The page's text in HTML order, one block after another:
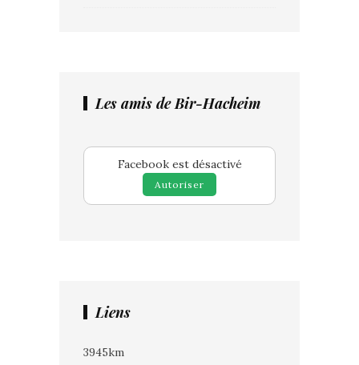
Les amis de Bir-Hacheim
Facebook est désactivé
Autoriser
Liens
3945km